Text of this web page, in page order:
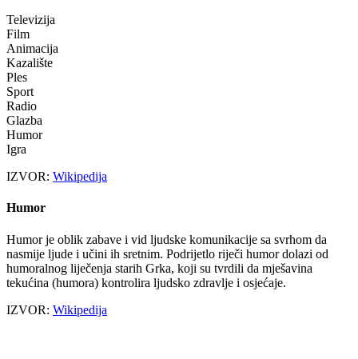
Televizija
Film
Animacija
Kazalište
Ples
Sport
Radio
Glazba
Humor
Igra
IZVOR: Wikipedija
Humor
Humor je oblik zabave i vid ljudske komunikacije sa svrhom da
nasmije ljude i učini ih sretnim. Podrijetlo riječi humor dolazi od
humoralnog liječenja starih Grka, koji su tvrdili da mješavina
tekućina (humora) kontrolira ljudsko zdravlje i osjećaje.
IZVOR: Wikipedija